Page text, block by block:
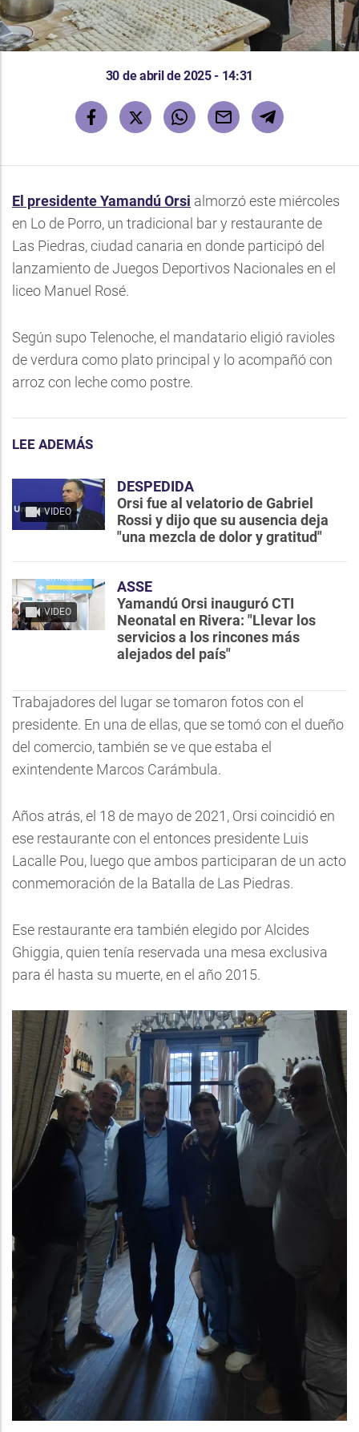
30 de abril de 2025 - 14:31
El presidente Yamandú Orsi almorzó este miércoles
en Lo de Porro, un tradicional bar y restaurante de
Las Piedras, ciudad canaria en donde participó del
lanzamiento de Juegos Deportivos Nacionales en el
liceo Manuel Rosé.
Según supo Telenoche, el mandatario eligió ravioles
de verdura como plato principal y lo acompañó con
arroz con leche como postre.
LEE ADEMÁS
VIDEO
DESPEDIDA
Orsi fue al velatorio de Gabriel
Rossi y dijo que su ausencia deja
"una mezcla de dolor y gratitud"
VIDEO
ASSE
Yamandú Orsi inauguró CTI
Neonatal en Rivera: "Llevar los
servicios a los rincones más
alejados del país"
Trabajadores del lugar se tomaron fotos con el
presidente. En una de ellas, que se tomó con el dueño
del comercio, también se ve que estaba el
exintendente Marcos Carámbula.
Años atrás, el 18 de mayo de 2021, Orsi coincidió en
ese restaurante con el entonces presidente Luis
Lacalle Pou, luego que ambos participaran de un acto
conmemoración de la Batalla de Las Piedras.
Ese restaurante era también elegido por Alcides
Ghiggia, quien tenía reservada una mesa exclusiva
para él hasta su muerte, en el año 2015.